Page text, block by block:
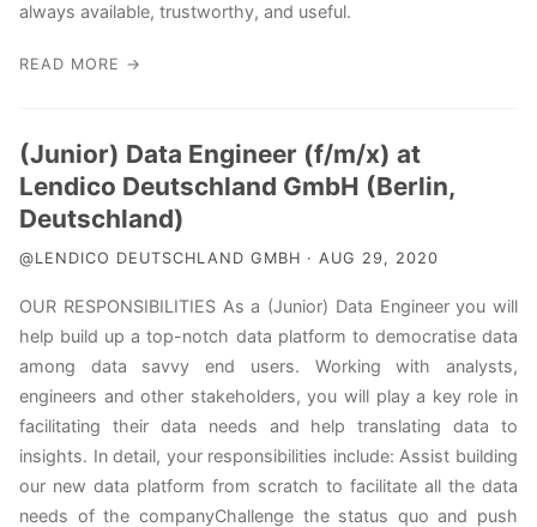
always available, trustworthy, and useful.
READ MORE →
(Junior) Data Engineer (f/m/x) at
Lendico Deutschland GmbH (Berlin,
Deutschland)
@LENDICO DEUTSCHLAND GMBH · AUG 29, 2020
OUR RESPONSIBILITIES As a (Junior) Data Engineer you will
help build up a top-notch data platform to democratise data
among data savvy end users. Working with analysts,
engineers and other stakeholders, you will play a key role in
facilitating their data needs and help translating data to
insights. In detail, your responsibilities include: Assist building
our new data platform from scratch to facilitate all the data
needs of the companyChallenge the status quo and push